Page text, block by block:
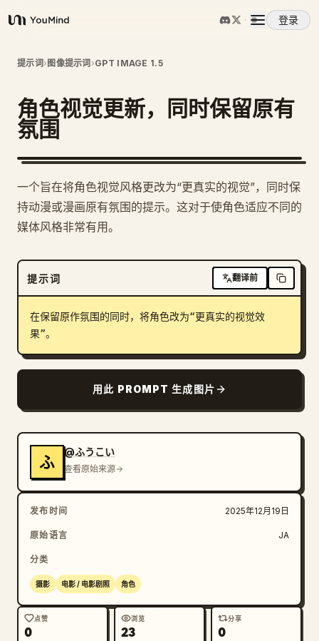
YouMind
登录
概览
使用案例
技能
提示词
下载
博客
提示词› 图像提示词 ›GPT IMAGE 1.5
角色视觉更新，同时保留原有
氛围
一个旨在将角色视觉风格更改为“更真实的视觉”，同时保
持动漫或漫画原有氛围的提示。这对于使角色适应不同的
媒体风格非常有用。
提示词 翻译前
在保留原作氛围的同时，将角色改为“更真实的视觉效
果”。
用此 PROMPT 生成图片
ふ
@ふうこい
查看原始来源
发布时间 2025年12月19日
原始语言 JA
分类
摄影 电影 / 电影剧照 角色
点赞
0
浏览
23
分享
0